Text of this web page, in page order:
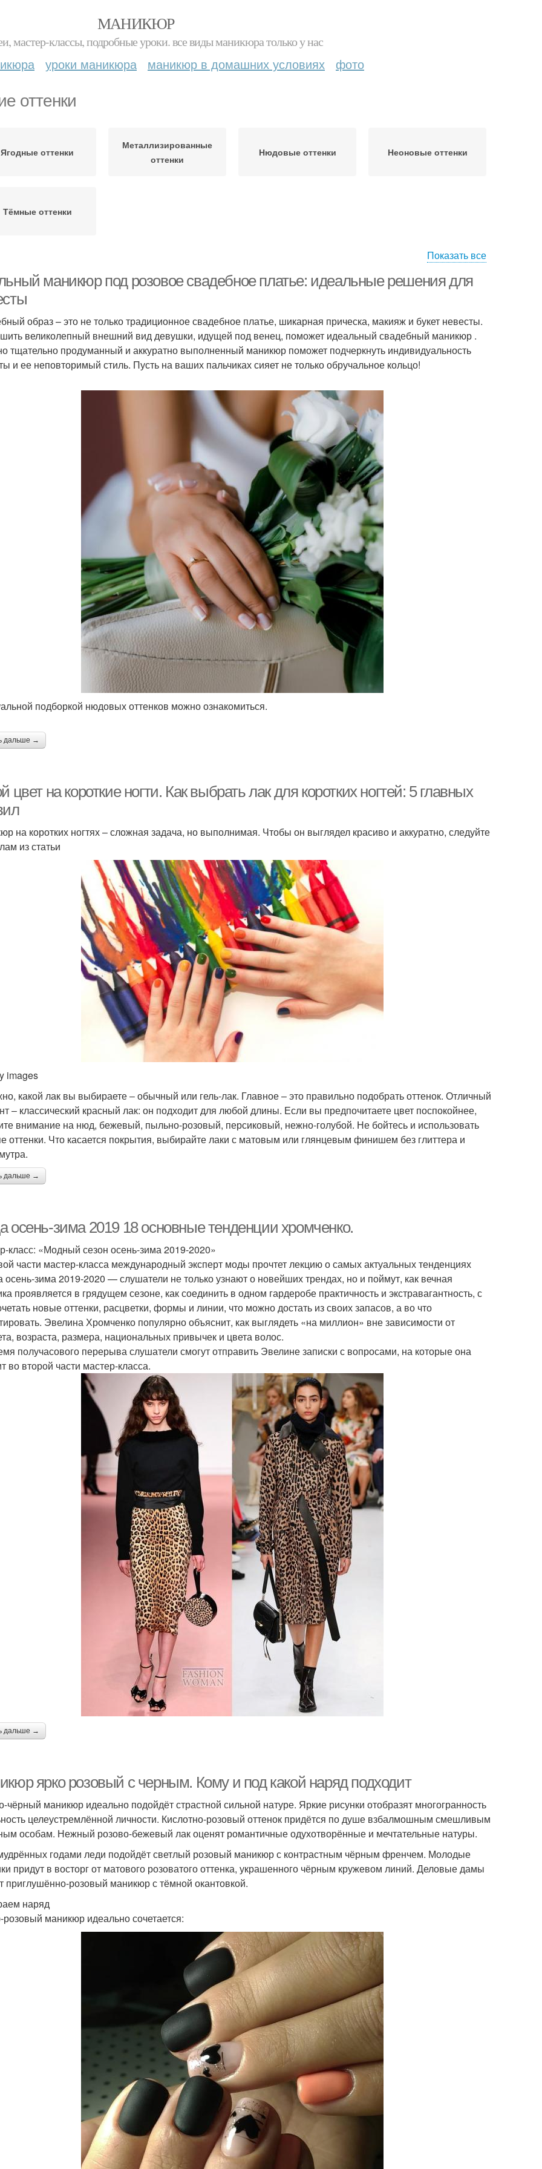
МАНИКЮР
мастер-классы, подробные уроки. все виды маникюра только у нас
уроки маникюра маникюр в домашних условиях фото
оттенки
Ягодные оттенки
Металлизированные
оттенки
Нюдовые оттенки Неоновые оттенки
Тёмные оттенки
Показать все
маникюр под розовое свадебное платье: идеальные решения для
образ – это не только традиционное свадебное платье, шикарная прическа, макияж и букет невесты.
великолепный внешний вид девушки, идущей под венец, поможет идеальный свадебный маникюр .
тщательно продуманный и аккуратно выполненный маникюр поможет подчеркнуть индивидуальность
и ее неповторимый стиль. Пусть на ваших пальчиках сияет не только обручальное кольцо!
подборкой нюдовых оттенков можно ознакомиться.
дальше →
цвет на короткие ногти. Как выбрать лак для коротких ногтей: 5 главных
на коротких ногтях – сложная задача, но выполнимая. Чтобы он выглядел красиво и аккуратно, следуйте
из статьи
images
какой лак вы выбираете ‒ обычный или гель-лак. Главное – это правильно подобрать оттенок. Отличный
‒ классический красный лак: он подходит для любой длины. Если вы предпочитаете цвет поспокойнее,
внимание на нюд, бежевый, пыльно-розовый, персиковый, нежно-голубой. Не бойтесь и использовать
оттенки. Что касается покрытия, выбирайте лаки с матовым или глянцевым финишем без глиттера и
дальше →
осень-зима 2019 18 основные тенденции хромченко.
класс: «Модный сезон осень-зима 2019-2020»
части мастер-класса международный эксперт моды прочтет лекцию о самых актуальных тенденциях
осень-зима 2019-2020 — слушатели не только узнают о новейших трендах, но и поймут, как вечная
проявляется в грядущем сезоне, как соединить в одном гардеробе практичность и экстравагантность, с
новые оттенки, расцветки, формы и линии, что можно достать из своих запасов, а во что
Эвелина Хромченко популярно объяснит, как выглядеть «на миллион» вне зависимости от
возраста, размера, национальных привычек и цвета волос.
получасового перерыва слушатели смогут отправить Эвелине записки с вопросами, на которые она
во второй части мастер-класса.
дальше →
ярко розовый с черным. Кому и под какой наряд подходит
чёрный маникюр идеально подойдёт страстной сильной натуре. Яркие рисунки отобразят многогранность
целеустремлённой личности. Кислотно-розовый оттенок придётся по душе взбалмошным смешливым
особам. Нежный розово-бежевый лак оценят романтичные одухотворённые и мечтательные натуры.
годами леди подойдёт светлый розовый маникюр с контрастным чёрным френчем. Молодые
придут в восторг от матового розоватого оттенка, украшенного чёрным кружевом линий. Деловые дамы
приглушённо-розовый маникюр с тёмной окантовкой.
наряд
маникюр идеально сочетается: